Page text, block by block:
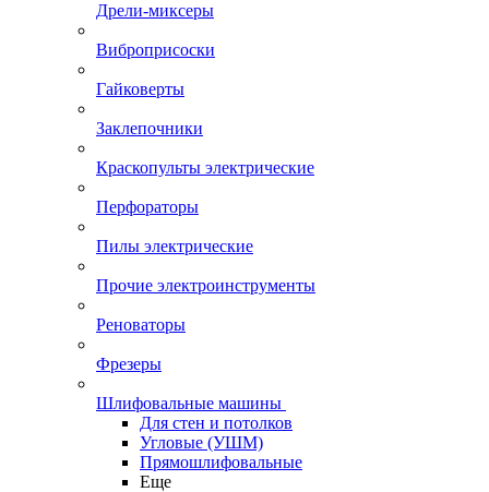
Дрели-миксеры
Виброприсоски
Гайковерты
Заклепочники
Краскопульты электрические
Перфораторы
Пилы электрические
Прочие электроинструменты
Реноваторы
Фрезеры
Шлифовальные машины
Для стен и потолков
Угловые (УШМ)
Прямошлифовальные
Еще